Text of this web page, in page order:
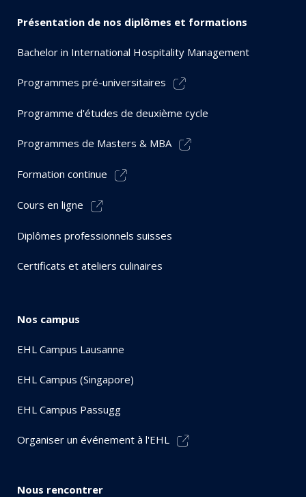
Présentation de nos diplômes et formations
Bachelor in International Hospitality Management
Programmes pré-universitaires
Programme d'études de deuxième cycle
Programmes de Masters & MBA
Formation continue
Cours en ligne
Diplômes professionnels suisses
Certificats et ateliers culinaires
Nos campus
EHL Campus Lausanne
EHL Campus (Singapore)
EHL Campus Passugg
Organiser un événement à l'EHL
Nous rencontrer